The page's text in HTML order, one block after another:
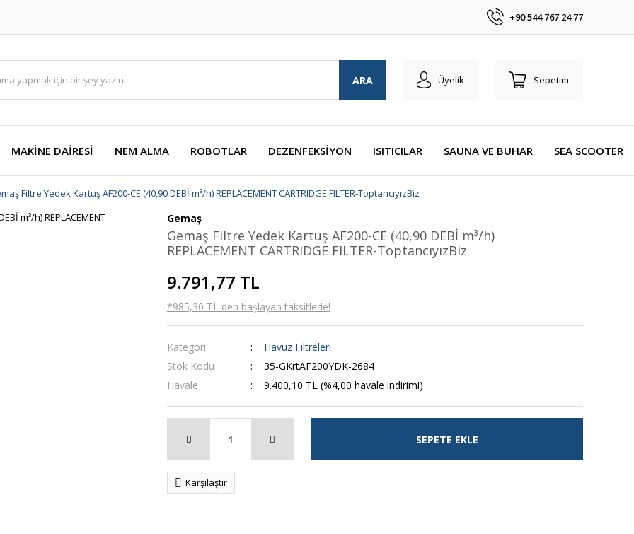
+90 544 767 24 77
ARA Üyelik Sepetim
MAKİNE DAİRESİ NEM ALMA ROBOTLAR DEZENFEKSİYON ISITICILAR SAUNA VE BUHAR SEA SCOOTER
Filtre Yedek Kartuş AF200-CE (40,90 DEBİ m³/h) REPLACEMENT CARTRIDGE FILTER-ToptancıyızBiz
Gemaş
Gemaş Filtre Yedek Kartuş AF200-CE (40,90 DEBİ m³/h)
REPLACEMENT CARTRIDGE FILTER-ToptancıyızBiz
9.791,77 TL
*985,30 TL den başlayan taksitlerle!
Kategori
Havuz Filtreleri
Stok Kodu
35-GKrtAF200YDK-2684
Havale
9.400,10 TL (%4,00 havale indirimi)
SEPETE EKLE
Karşılaştır